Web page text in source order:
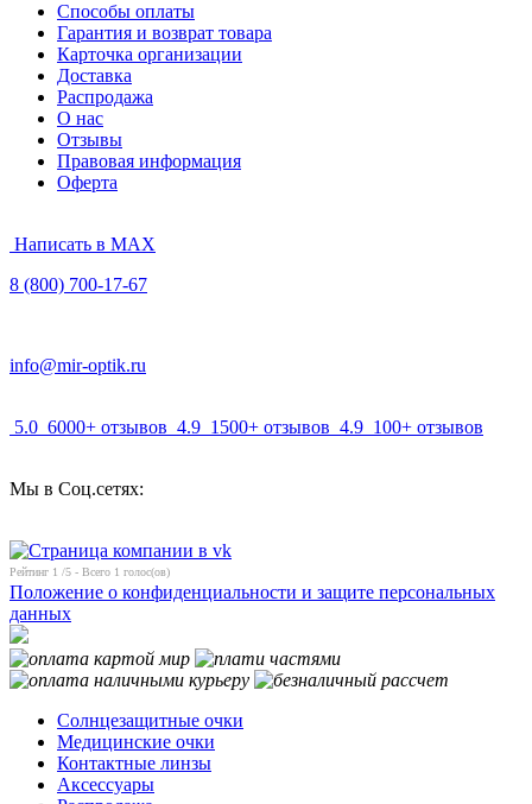
Способы оплаты
Гарантия и возврат товара
Карточка организации
Доставка
Распродажа
О нас
Отзывы
Правовая информация
Оферта
Написать в MAX
8 (800) 700-17-67
info@mir-optik.ru
5.0 6000+ отзывов 4.9 1500+ отзывов 4.9 100+ отзывов
Мы в Соц.сетях:
Рейтинг 1 /5 - Всего 1 голос(ов)
Положение о конфиденциальности и защите персональных
данных
Солнцезащитные очки
Медицинские очки
Контактные линзы
Аксессуары